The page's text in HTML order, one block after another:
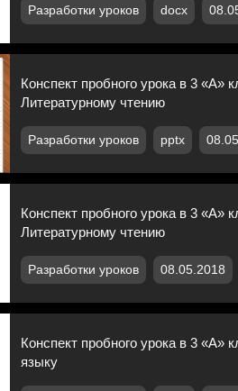
Разработки уроков docx
Конспект пробного урока в 3
Литературному чтению
Разработки уроков pptx
Конспект пробного урока в 3
Литературному чтению
Разработки уроков 08.05.2018
Конспект пробного урока в 3
языку